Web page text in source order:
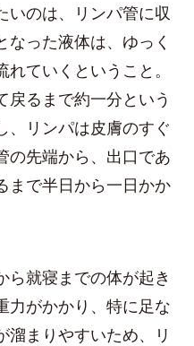
いのは、リンパ管に収
なった液体は、ゆっく
れていくということ。
戻るまで約一分という
、リンパは皮膚のすぐ
の先端から、出口であ
まで半日から一日かか
ら就寝までの体が起き
力がかかり、特に足な
溜まりやすいため、リ